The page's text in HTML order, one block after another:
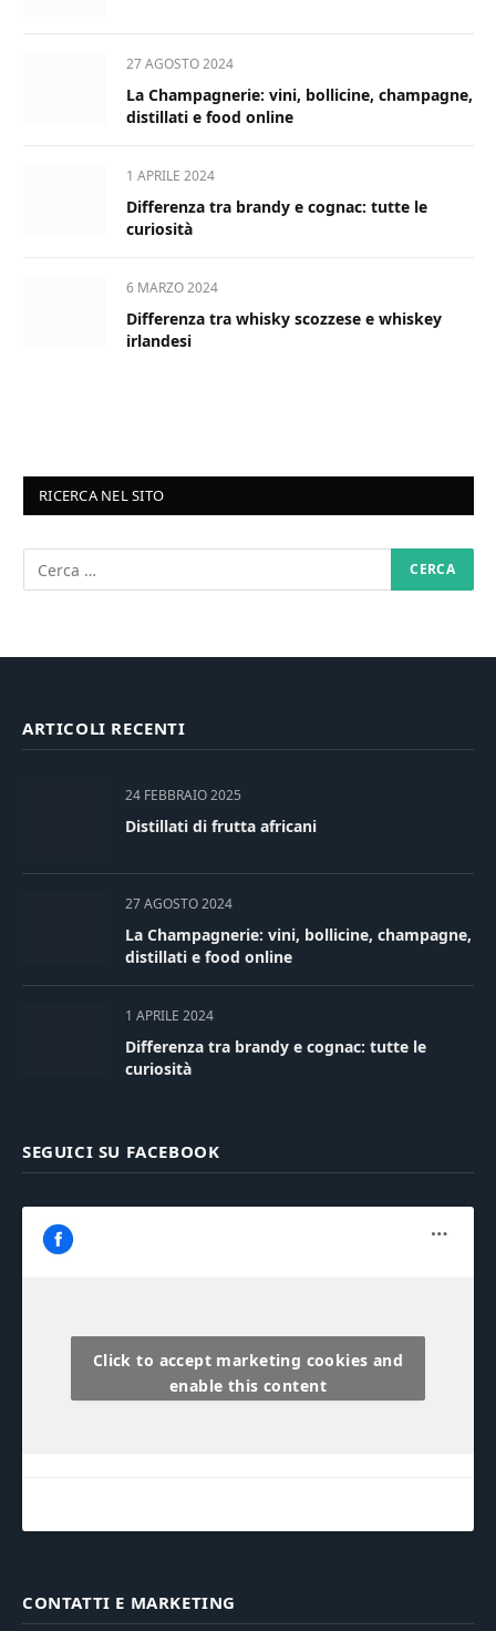
27 AGOSTO 2024
La Champagnerie: vini, bollicine, champagne,
distillati e food online
1 APRILE 2024
Differenza tra brandy e cognac: tutte le
curiosità
6 MARZO 2024
Differenza tra whisky scozzese e whiskey
irlandesi
RICERCA NEL SITO
ARTICOLI RECENTI
24 FEBBRAIO 2025
Distillati di frutta africani
27 AGOSTO 2024
La Champagnerie: vini, bollicine, champagne,
distillati e food online
1 APRILE 2024
Differenza tra brandy e cognac: tutte le
curiosità
SEGUICI SU FACEBOOK
Click to accept marketing cookies and
enable this content
CONTATTI E MARKETING